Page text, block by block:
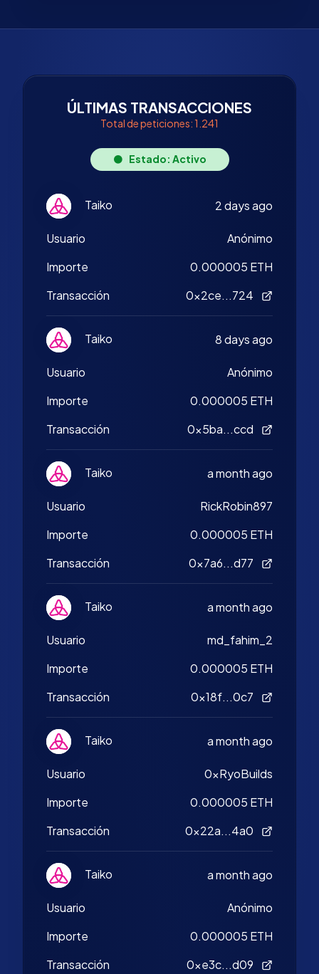
ÚLTIMAS TRANSACCIONES
Total de peticiones: 1.241
Estado: Activo
Taiko 2 days ago
Usuario
Anónimo
Importe
0.000005 ETH
Transacción
0x2ce...724
Taiko 8 days ago
Usuario
Anónimo
Importe
0.000005 ETH
Transacción
0x5ba...ccd
Taiko a month ago
Usuario
RickRobin897
Importe
0.000005 ETH
Transacción
0x7a6...d77
Taiko a month ago
Usuario
md_fahim_2
Importe
0.000005 ETH
Transacción
0x18f...0c7
Taiko a month ago
Usuario
0xRyoBuilds
Importe
0.000005 ETH
Transacción
0x22a...4a0
Taiko a month ago
Usuario
Anónimo
Importe
0.000005 ETH
Transacción
0xe3c...d09